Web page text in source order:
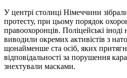
У центрі столиці Німеччини
протесту, при цьому порядок
правоохоронців. Поліцейські
виводили окремих активістів з
щонайменше ста осіб, яких
відповідальності за порушення
знехтували масками.